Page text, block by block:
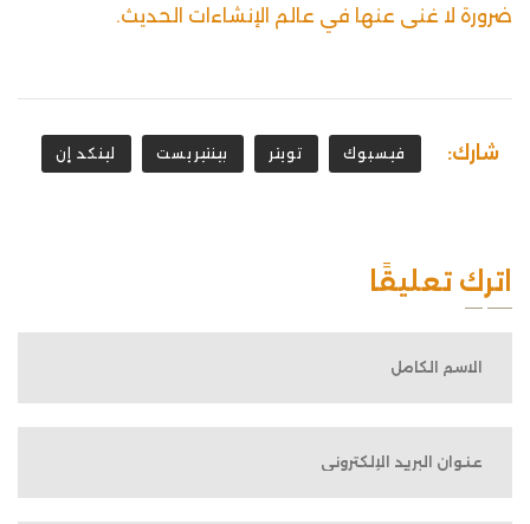
ضرورة لا غنى عنها في عالم الإنشاءات الحديث.
شارك: فيسبوك تويتر بينتيريست لينكد إن
اترك تعليقًا